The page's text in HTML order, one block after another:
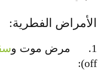
الأمراض الفطرية:
1. مرض موت و
off):